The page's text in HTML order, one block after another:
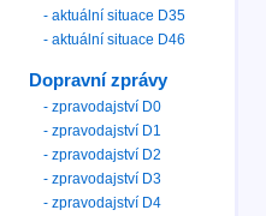
- aktuální situace D35
- aktuální situace D46
Dopravní zprávy
- zpravodajství D0
- zpravodajství D1
- zpravodajství D2
- zpravodajství D3
- zpravodajství D4